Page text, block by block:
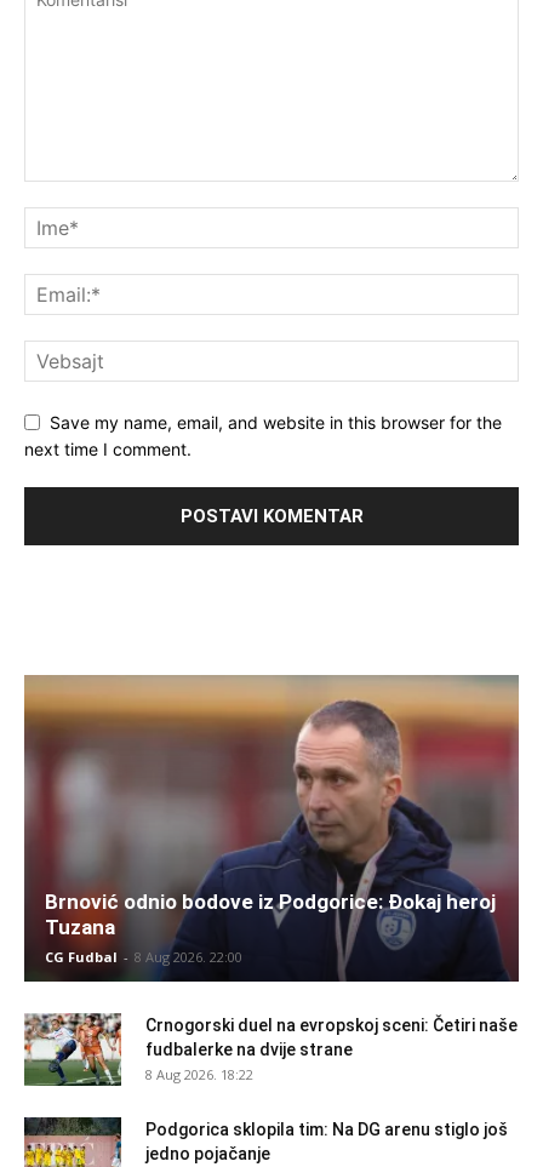
Save my name, email, and website in this browser for the
next time I comment.
Brnović odnio bodove iz Podgorice: Đokaj heroj
Tuzana
CG Fudbal - 8 Aug 2026. 22:00
Crnogorski duel na evropskoj sceni: Četiri naše
fudbalerke na dvije strane
8 Aug 2026. 18:22
Podgorica sklopila tim: Na DG arenu stiglo još
jedno pojačanje